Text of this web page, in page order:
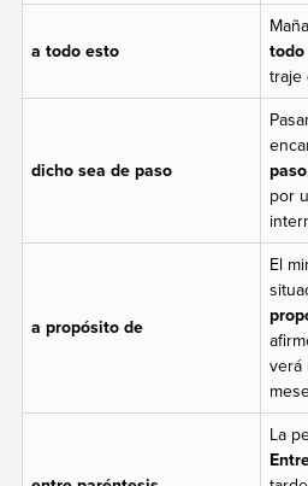
a todo esto
traje
dicho sea de paso
paso
por
a propósito de
El
verá
La